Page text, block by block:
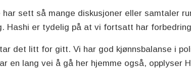
har sett så mange diskusjoner eller samtaler
Hashi er tydelig på at vi fortsatt har
det litt for gitt. Vi har god kjønnsbalanse i
en lang vei å gå her hjemme også, opplyser